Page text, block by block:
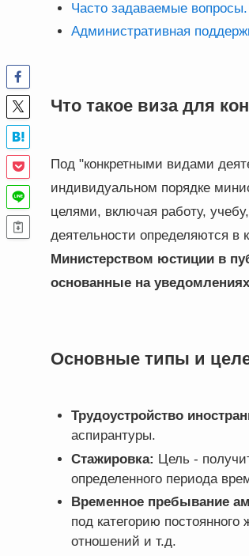
Часто задаваемые вопросы.
Административная
Что такое виза для
Под "конкретными видами
индивидуальном порядке
целями, включая работу,
деятельности определяются в
Министерством юстиции в
основанные на
Основные типы и
Трудоустройство
аспирантуры.
Стажировка: Цель -
определенного периода
Временное пребывание
под категорию
отношений и т.д.